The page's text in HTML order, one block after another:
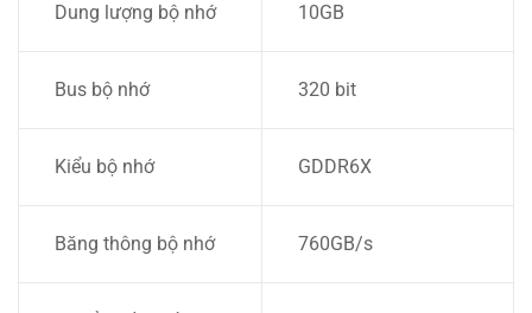
Dung lượng bộ nhớ 10GB
Bus bộ nhớ 320 bit
Kiểu bộ nhớ GDDR6X
Băng thông bộ nhớ 760GB/s